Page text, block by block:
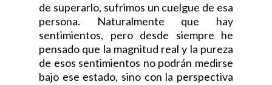
de superarlo, sufrimos un cuelgue de esa
persona. Naturalmente que hay
sentimientos, pero desde siempre he
pensado que la magnitud real y la pureza
de esos sentimientos no podrán medirse
bajo ese estado, sino con la perspectiva